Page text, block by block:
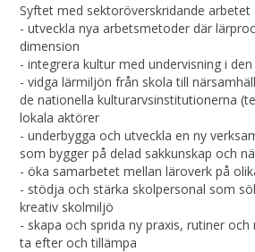
Syftet med sektoröverskridande arbetet
- utveckla nya arbetsmetoder där
dimension
- integrera kultur med undervisning i
- vidga lärmiljön från skola till
de nationella kulturarvsinstitutionerna
lokala aktörer
- underbygga och utveckla en ny
som bygger på delad sakkunskap och
- öka samarbetet mellan läroverk på
- stödja och stärka skolpersonal som
kreativ skolmiljö
- skapa och sprida ny praxis, rutiner
ta efter och tillämpa